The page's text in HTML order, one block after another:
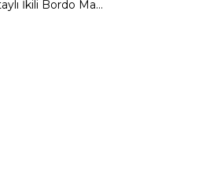
Halter Yala Kat Detaylı İkili Bordo Maso Kadın Takım 26Y505